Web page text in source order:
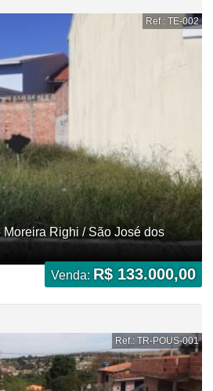
Ref.: TE-002
Righi / São José dos
Venda: R$ 133.000,00
Ref.: TR-POUS-001